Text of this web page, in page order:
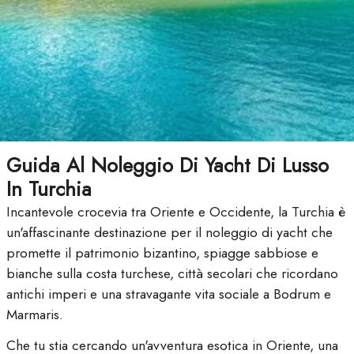
Guida Al Noleggio Di Yacht Di Lusso
In Turchia
Incantevole crocevia tra Oriente e Occidente, la Turchia è
un'affascinante destinazione per il noleggio di yacht che
promette il patrimonio bizantino, spiagge sabbiose e
bianche sulla costa turchese, città secolari che ricordano
antichi imperi e una stravagante vita sociale a Bodrum e
Marmaris.
Che tu stia cercando un'avventura esotica in Oriente, una